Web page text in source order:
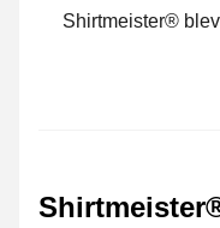
Shirtmeister®